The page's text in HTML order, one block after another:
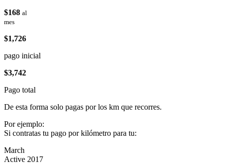
$168 al
mes
$1,726
pago inicial
$3,742
Pago total
De esta forma solo pagas por los km que recorres.
Por ejemplo:
Si contratas tu pago por kilómetro para tu:
March
Active 2017